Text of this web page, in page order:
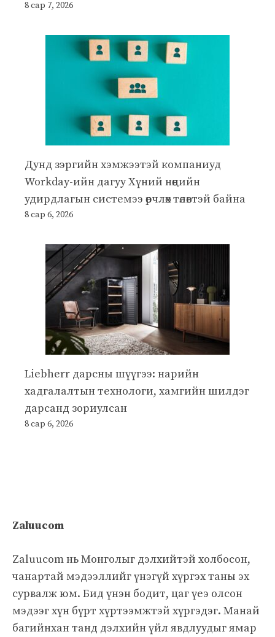
8 сар 7, 2026
Дунд зэргийн хэмжээтэй компаниуд
Workday-ийн дагуу Хүний нөөцийн
удирдлагын системээ өөрчлөх төлөвтэй байна
8 сар 6, 2026
Liebherr дарсны шүүгээ: нарийн
хадгалалтын технологи, хамгийн шилдэг
дарсанд зориулсан
8 сар 6, 2026
Zaluucom
Zaluucom нь Монголыг дэлхийтэй холбосон,
чанартай мэдээллийг үнэгүй хүргэх таны эх
сурвалж юм. Бид үнэн бодит, цаг үеэ олсон
мэдээг хүн бүрт хүртээмжтэй хүргэдэг. Манай
багийнхан танд дэлхийн үйл явдлуудыг ямар